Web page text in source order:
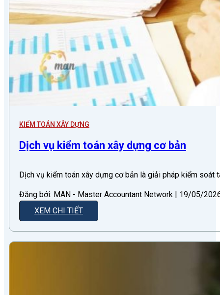
KIỂM TOÁN XÂY DỰNG
Dịch vụ kiểm toán xây dựng cơ bản
Dịch vụ kiểm toán xây dựng cơ bản là giải pháp kiểm soát
Đăng bởi: MAN - Master Accountant Network | 19/05/
XEM CHI TIẾT